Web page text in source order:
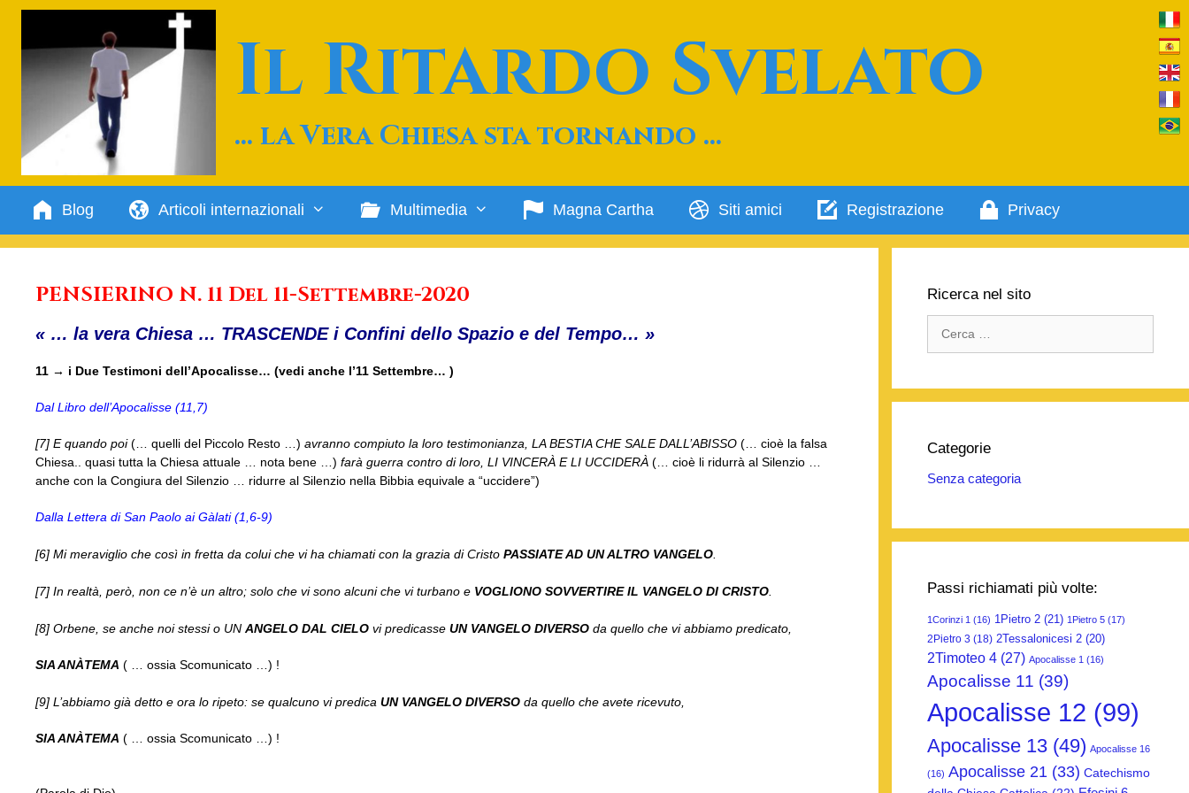
contenuto
Il Ritardo Svelato
… la Vera Chiesa sta tornando …
Blog Articoli internazionali Multimedia Magna Cartha Siti amici Registrazione Privacy
PENSIERINO N. 11 Del 11-Settembre-2020
« … la vera Chiesa … TRASCENDE i Confini dello Spazio e del Tempo… »
11 → i Due Testimoni dell’Apocalisse… (vedi anche l’11 Settembre… )
Dal Libro dell’Apocalisse (11,7)
[7] E quando poi( … quelli del Piccolo Resto … ) avranno compiuto la loro testimonianza, LA BESTIA CHE SALE DALL’ABISSO (… cioè la falsa
Chiesa.. quasi tutta la Chiesa attuale … nota bene … ) farà guerra contro di loro, LI VINCERÀ E LI UCCIDERÀ (… cioè li ridurrà al Silenzio …
anche con la Congiura del Silenzio … ridurre al Silenzio nella Bibbia equivale a “uccidere”)
Dalla Lettera di San Paolo ai Gàlati (1,6-9)
[6] Mi meraviglio che così in fretta da colui che vi ha chiamati con la grazia di Cristo PASSIATE AD UN ALTRO VANGELO
[7] In realtà, però, non ce n’è un altro; solo che vi sono alcuni che vi turbano e VOGLIONO SOVVERTIRE IL VANGELO DI CRISTO
[8] Orbene, se anche noi stessi o UN ANGELO DAL CIELO vi predicasse UN VANGELO DIVERSO da quello che vi abbiamo predicato,
SIA ANÀTEMA ( … ossia Scomunicato … ) !
[9] L’abbiamo già detto e ora lo ripeto: se qualcuno vi predica UN VANGELO DIVERSO da quello che avete ricevuto,
SIA ANÀTEMA ( … ossia Scomunicato … ) !
Ricerca nel sito
per:
Categorie
Senza categoria
Passi richiamati più volte:
1Corinzi 1 (16) 1Pietro 2 (21) 1Pietro 5 (17)
2Pietro 3 (18) 2Tessalonicesi 2 (20)
2Timoteo 4 (27) Apocalisse 1 (16)
Apocalisse 11 (39)
Apocalisse 12 (99)
Apocalisse 13 (49) Apocalisse 16
(16) Apocalisse 21 (33) Catechismo